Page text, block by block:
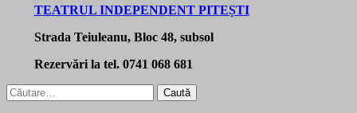
TEATRUL INDEPENDENT PITEȘTI
Strada Teiuleanu, Bloc 48, subsol
Rezervări la tel. 0741 068 681
Caută
după: